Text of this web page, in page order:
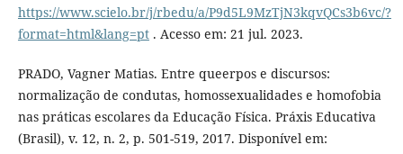
https://www.scielo.br/j/rbedu/a/P9d5L9MzTjN3kqvQCs3b6vc/?
format=html&lang=pt. Acesso em: 21 jul. 2023.
PRADO, Vagner Matias. Entre queerpos e discursos:
normalização de condutas, homossexualidades e homofobia
nas práticas escolares da Educação Física. Práxis Educativa
(Brasil), v. 12, n. 2, p. 501-519, 2017. Disponível em: